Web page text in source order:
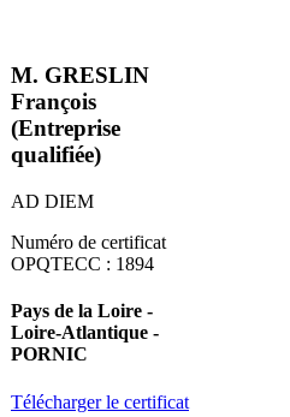
M. GRESLIN
François
(Entreprise
qualifiée)
AD DIEM
Numéro de certificat
OPQTECC : 1894
Pays de la Loire -
Loire-Atlantique -
PORNIC
Télécharger le certificat